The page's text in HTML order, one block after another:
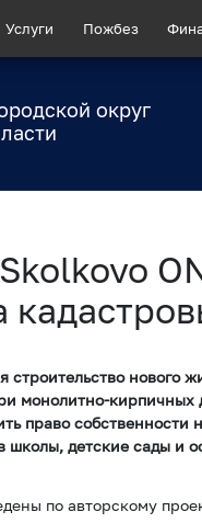
Услуги Пожбез
округ
строительство нового
монолитно-
право собственности
школы, детские сады и
по авторскому